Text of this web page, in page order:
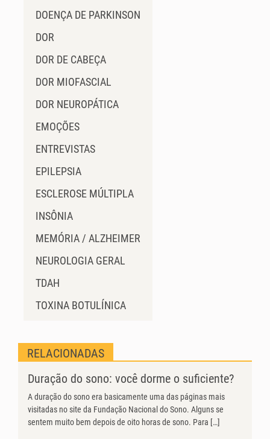
DOENÇA DE PARKINSON
DOR
DOR DE CABEÇA
DOR MIOFASCIAL
DOR NEUROPÁTICA
EMOÇÕES
ENTREVISTAS
EPILEPSIA
ESCLEROSE MÚLTIPLA
INSÔNIA
MEMÓRIA / ALZHEIMER
NEUROLOGIA GERAL
TDAH
TOXINA BOTULÍNICA
RELACIONADAS
Duração do sono: você dorme o suficiente?
A duração do sono era basicamente uma das páginas mais
visitadas no site da Fundação Nacional do Sono. Alguns se
sentem muito bem depois de oito horas de sono. Para […]